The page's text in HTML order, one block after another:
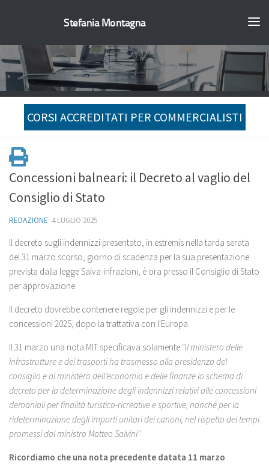
Stefania Montagna
CORSI ACCREDITATI PER COMMERCIALISTI
Concessioni balneari: il Decreto al vaglio del
Consiglio di Stato
REDAZIONE· 4 LUGLIO 2025
ll decreto sugli indennizzi presentato, in estremis nella tarda serata
del 31 marzo scorso, giorno di scadenza per la sua presentazione
prevista dalla legge Salva-infrazioni, è ora presso il Consiglio di Stato
per approvazione.
Il decreto dovrebbe contenere regole per gli indennizzi e per le
concessioni 2025, dopo la trattativa con l'Europa.
Il 31 marzo una nota MIT specificava solamente "Il ministero delle
infrastrutture e dei trasporti ha trasmesso alla presidenza del
consiglio e al ministero dell’economia e delle finanze lo schema di
decreto per la determinazione degli indennizzi relativi alle concessioni
demaniali per finalità turistico-ricreative e sportive, nonché per la
rideterminazione degli importi unitari dei canoni, nel rispetto dei tempi
promessi dal ministro Matteo Salvini"
Ricordiamo che una nota precedente datata 11 marzo